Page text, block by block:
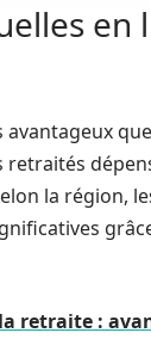
en
la région,
retraite :